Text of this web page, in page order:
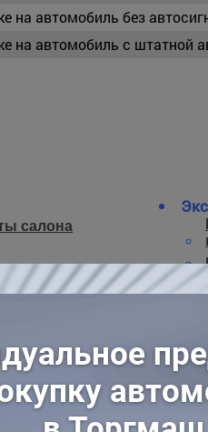
на автомобиль без
на автомобиль с штатной
салона
для